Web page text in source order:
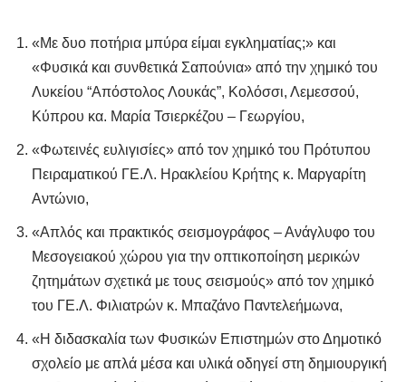
«Με δυο ποτήρια μπύρα είμαι εγκληματίας;» και
«Φυσικά και συνθετικά Σαπούνια» από την χημικό του
Λυκείου “Απόστολος Λουκάς”, Κολόσσι, Λεμεσσού,
Κύπρου κα. Μαρία Τσιερκέζου – Γεωργίου,
«Φωτεινές ευλιγισίες» από τον χημικό του Πρότυπου
Πειραματικού ΓΕ.Λ. Ηρακλείου Κρήτης κ. Μαργαρίτη
Αντώνιο,
«Απλός και πρακτικός σεισμογράφος – Ανάγλυφο του
Μεσογειακού χώρου για την οπτικοποίηση μερικών
ζητημάτων σχετικά με τους σεισμούς» από τον χημικό
του ΓΕ.Λ. Φιλιατρών κ. Μπαζάνο Παντελεήμωνα,
«Η διδασκαλία των Φυσικών Επιστημών στο Δημοτικό
σχολείο με απλά μέσα και υλικά οδηγεί στη δημιουργική